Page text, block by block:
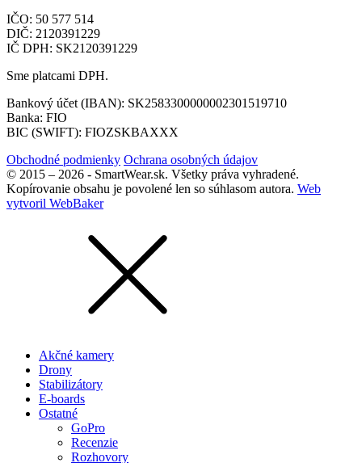
IČO: 50 577 514
DIČ: 2120391229
IČ DPH: SK2120391229
Sme platcami DPH.
Bankový účet (IBAN): SK2583300000002301519710
Banka: FIO
BIC (SWIFT): FIOZSKBAXXX
Obchodné podmienky Ochrana osobných údajov
© 2015 – 2026 - SmartWear.sk. Všetky práva vyhradené.
Kopírovanie obsahu je povolené len so súhlasom autora. Web
vytvoril WebBaker
Akčné kamery
Drony
Stabilizátory
E-boards
Ostatné
GoPro
Recenzie
Rozhovory